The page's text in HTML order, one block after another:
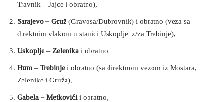
Travnik – Jajce i obratno),
Sarajevo – Gruž (Gravosa/Dubrovnik) i obratno (veza sa
direktnim vlakom u stanici Uskoplje iz/za Trebinje),
Uskoplje – Zelenika i obratno,
Hum – Trebinje i obratno (sa direktnom vezom iz Mostara,
Zelenike i Gruža),
Gabela – Metkovićii obratno,